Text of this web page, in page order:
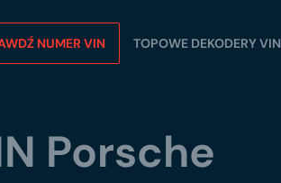
NUMER VIN TOPOWE DEKODERY VIN
Porsche